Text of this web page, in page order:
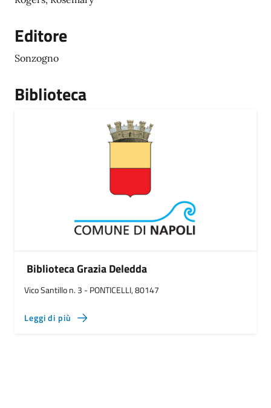
Editore
Sonzogno
Biblioteca
Biblioteca Grazia Deledda
Vico Santillo n. 3 - PONTICELLI, 80147
Leggi di più